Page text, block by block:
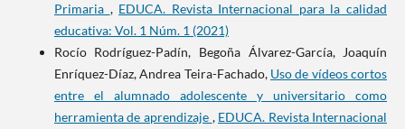
Primaria , EDUCA. Revista Internacional para la calidad
educativa: Vol. 1 Núm. 1 (2021)
Rocío Rodríguez-Padín, Begoña Álvarez-García, Joaquín
Enríquez-Díaz, Andrea Teira-Fachado, Uso de vídeos cortos
entre el alumnado adolescente y universitario como
herramienta de aprendizaje , EDUCA. Revista Internacional